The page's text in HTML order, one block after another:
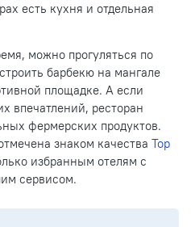
есть кухня и отдельная
можно прогуляться по
барбекю на мангале
площадке. А если
впечатлений, ресторан
фермерских продуктов.
знаком качества Top
избранным отелям с
сервисом.